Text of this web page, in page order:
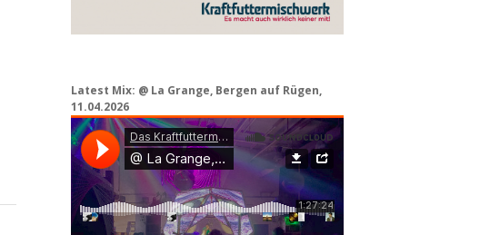
Latest Mix: @ La Grange, Bergen auf Rügen,
11.04.2026